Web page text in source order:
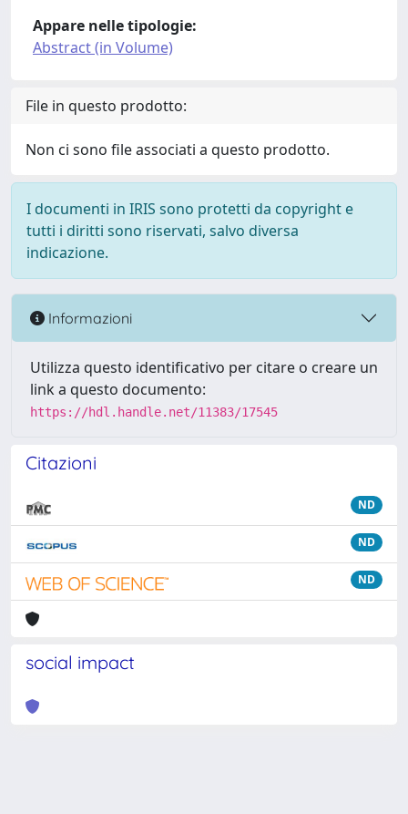
Appare nelle tipologie:
Abstract (in Volume)
File in questo prodotto:
Non ci sono file associati a questo prodotto.
I documenti in IRIS sono protetti da copyright e
tutti i diritti sono riservati, salvo diversa
indicazione.
Informazioni
Utilizza questo identificativo per citare o creare un
link a questo documento:
https://hdl.handle.net/11383/17545
Citazioni
ND
ND
ND
social impact